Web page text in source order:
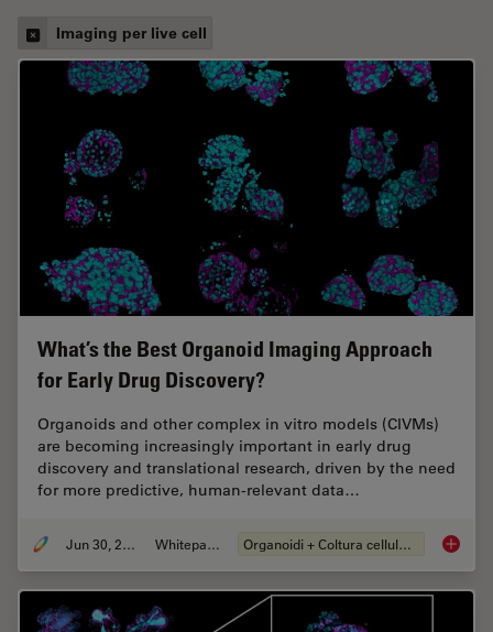
Imaging per live cell
What’s the Best Organoid Imaging Approach
for Early Drug Discovery?
Organoids and other complex in vitro models (CIVMs)
are becoming increasingly important in early drug
discovery and translational research, driven by the need
for more predictive, human-relevant data…
Jun 30, 2026 Whitepaper Organoidi + Coltura cellulare 3D